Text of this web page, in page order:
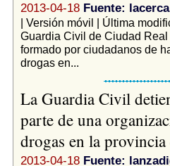
2013-04-18 Fuente:
| Versión móvil | Última
Guardia Civil de Ciudad
formado por ciudadanos de
drogas en...
La Guardia Civil
parte de una
drogas en la provincia
2013-04-18 Fuente: